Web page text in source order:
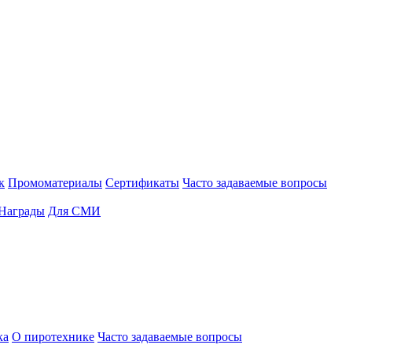
Промоматериалы Сертификаты Часто задаваемые вопросы
Для СМИ
О пиротехнике Часто задаваемые вопросы